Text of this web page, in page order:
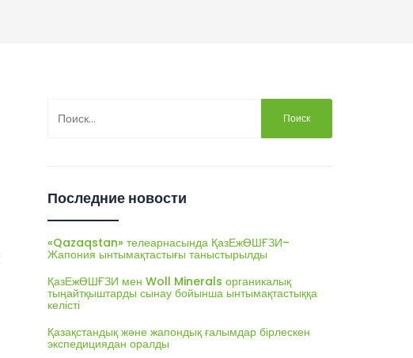
Последние новости
«Qazaqstan» телеарнасында ҚазЕжӨШҒЗИ–
Жапония ынтымақтастығы таныстырылды
ҚазЕжӨШҒЗИ мен Woll Minerals органикалық
тыңайтқыштарды сынау бойынша ынтымақтастыққа
келісті
Қазақстандық және жапондық ғалымдар бірлескен
экспедициядан оралды